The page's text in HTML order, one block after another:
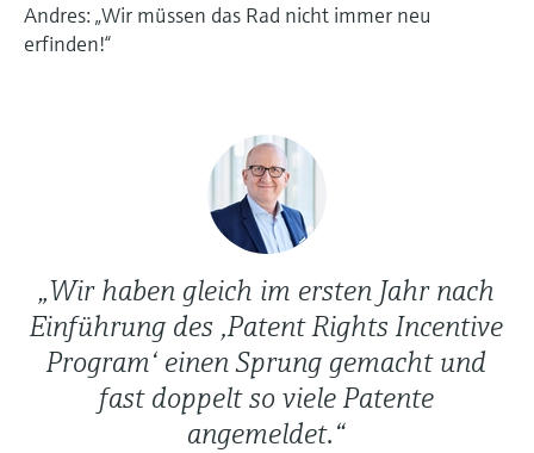
Andres: „Wir müssen das Rad nicht immer neu
erfinden!“
„Wir haben gleich im ersten Jahr nach
Einführung des ,Patent Rights Incentive
Program‘ einen Sprung gemacht und
fast doppelt so viele Patente
angemeldet.“